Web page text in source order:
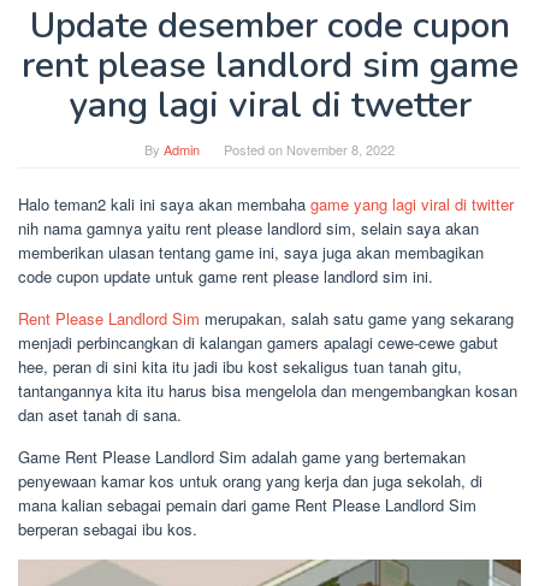
Update desember code cupon
rent please landlord sim game
yang lagi viral di twetter
By Admin Posted on November 8, 2022
Halo teman2 kali ini saya akan membaha game yang lagi viral di twitter
nih nama gamnya yaitu rent please landlord sim, selain saya akan
memberikan ulasan tentang game ini, saya juga akan membagikan
code cupon update untuk game rent please landlord sim ini.
Rent Please Landlord Sim merupakan, salah satu game yang sekarang
menjadi perbincangkan di kalangan gamers apalagi cewe-cewe gabut
hee, peran di sini kita itu jadi ibu kost sekaligus tuan tanah gitu,
tantangannya kita itu harus bisa mengelola dan mengembangkan kosan
dan aset tanah di sana.
Game Rent Please Landlord Sim adalah game yang bertemakan
penyewaan kamar kos untuk orang yang kerja dan juga sekolah, di
mana kalian sebagai pemain dari game Rent Please Landlord Sim
berperan sebagai ibu kos.